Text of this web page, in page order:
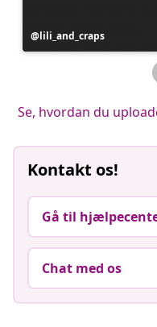
Opslag
offentliggjort
lili_and_craps
Se, hvordan du
Kontakt os!
Gå til
Chat med os